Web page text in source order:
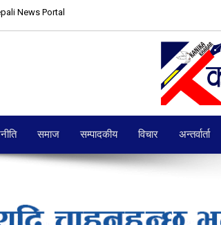
News Portal
समाज सम्पादकीय विचार अन्तर्वार्ता